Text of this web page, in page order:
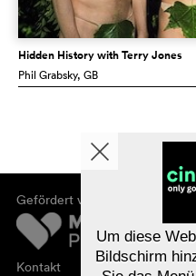
Hidden History with Terry Jones
Phil Grabsky, GB
Gefördert von
Kontakt
Um diese
Bildschirm